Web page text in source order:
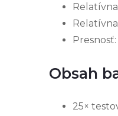
Presnosť:
Obsah
25×